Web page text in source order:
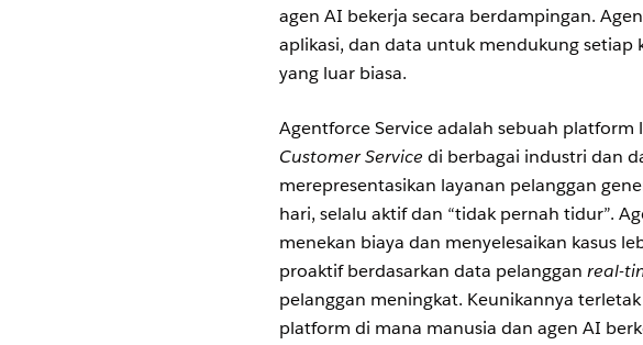
agen AI bekerja secara berdampingan.
aplikasi, dan data untuk mendukung
yang luar biasa.
Agentforce Service adalah sebuah
Customer Service di berbagai industri dan
merepresentasikan layanan pelanggan
hari, selalu aktif dan “tidak pernah tidur”.
menekan biaya dan menyelesaikan kasus
proaktif berdasarkan data pelanggan real-
pelanggan meningkat. Keunikannya
platform di mana manusia dan agen AI